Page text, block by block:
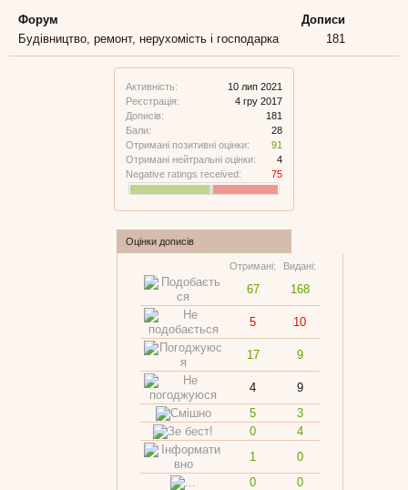
Активність:
10 лип 2021
Реєстрація:
4 гру 2017
Дописів:
181
Бали:
28
Отримані позитивні оцінки:
91
Отримані нейтральні оцінки:
4
Negative ratings received:
75
Оцінки дописів
Отримані: Видані:
67 168
5 10
17 9
4
9
5
3
0
4
1
0
0
0
Форум
Дописи
Будівництво, ремонт, нерухомість і господарка
181